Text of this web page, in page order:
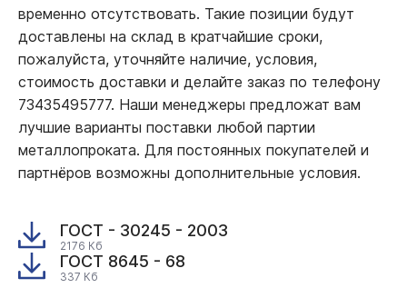
временно отсутствовать. Такие позиции будут
доставлены на склад в кратчайшие сроки,
пожалуйста, уточняйте наличие, условия,
стоимость доставки и делайте заказ по телефону
73435495777. Наши менеджеры предложат вам
лучшие варианты поставки любой партии
металлопроката. Для постоянных покупателей и
партнёров возможны дополнительные условия.
ГОСТ - 30245 - 2003
2176 Кб
ГОСТ 8645 - 68
337 Кб